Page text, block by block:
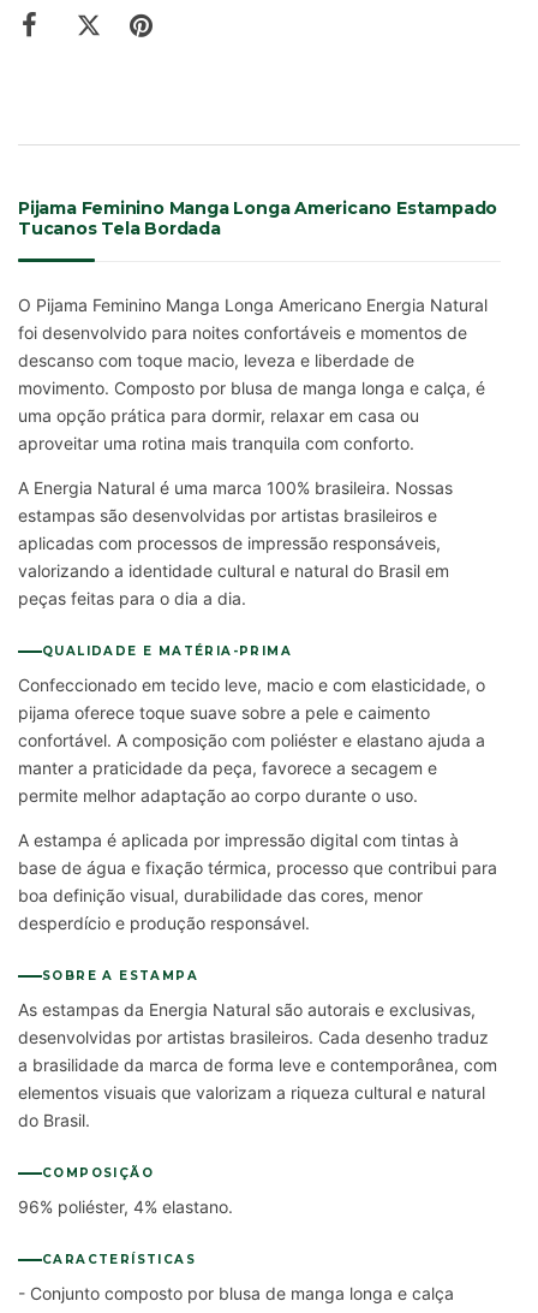
Pijama Feminino Manga Longa Americano Estampado
Tucanos Tela Bordada
O Pijama Feminino Manga Longa Americano Energia Natural
foi desenvolvido para noites confortáveis e momentos de
descanso com toque macio, leveza e liberdade de
movimento. Composto por blusa de manga longa e calça, é
uma opção prática para dormir, relaxar em casa ou
aproveitar uma rotina mais tranquila com conforto.
A Energia Natural é uma marca 100% brasileira. Nossas
estampas são desenvolvidas por artistas brasileiros e
aplicadas com processos de impressão responsáveis,
valorizando a identidade cultural e natural do Brasil em
peças feitas para o dia a dia.
QUALIDADE E MATÉRIA-PRIMA
Confeccionado em tecido leve, macio e com elasticidade, o
pijama oferece toque suave sobre a pele e caimento
confortável. A composição com poliéster e elastano ajuda a
manter a praticidade da peça, favorece a secagem e
permite melhor adaptação ao corpo durante o uso.
A estampa é aplicada por impressão digital com tintas à
base de água e fixação térmica, processo que contribui para
boa definição visual, durabilidade das cores, menor
desperdício e produção responsável.
SOBRE A ESTAMPA
As estampas da Energia Natural são autorais e exclusivas,
desenvolvidas por artistas brasileiros. Cada desenho traduz
a brasilidade da marca de forma leve e contemporânea, com
elementos visuais que valorizam a riqueza cultural e natural
do Brasil.
COMPOSIÇÃO
96% poliéster, 4% elastano.
CARACTERÍSTICAS
- Conjunto composto por blusa de manga longa e calça